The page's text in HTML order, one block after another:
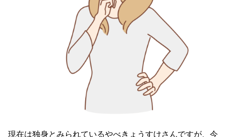
現在は独身とみられているやべきょうすけさんですが、今